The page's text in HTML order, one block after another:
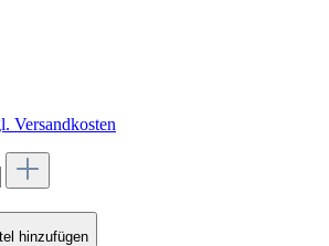
Versandkosten
hinzufügen